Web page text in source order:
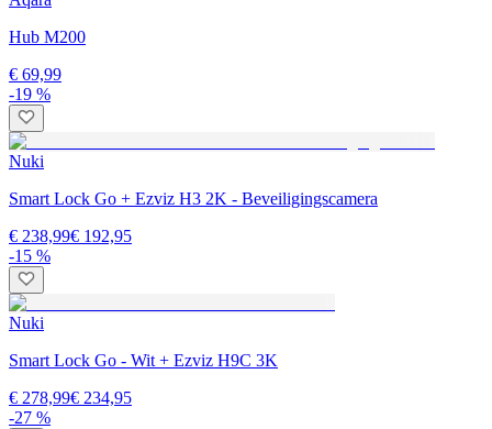
Hub M200
€ 69,99
-19 %
Nuki
Smart Lock Go + Ezviz H3 2K - Beveiligingscamera
€ 238,99€ 192,95
-15 %
Nuki
Smart Lock Go - Wit + Ezviz H9C 3K
€ 278,99€ 234,95
-27 %